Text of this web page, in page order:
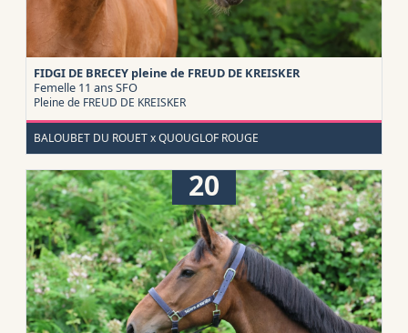
FIDGI DE BRECEY pleine de FREUD DE KREISKER
Femelle 11 ansSFO
Pleine de FREUD DE KREISKER
BALOUBET DU ROUET x QUOUGLOF ROUGE
20